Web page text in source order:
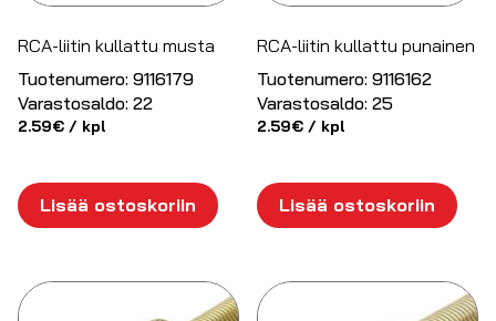
RCA-liitin kullattu musta
Tuotenumero: 9116179
Varastosaldo: 22
2.59€ / kpl
Lisää ostoskoriin
RCA-liitin kullattu punainen
Tuotenumero: 9116162
Varastosaldo: 25
2.59€ / kpl
Lisää ostoskoriin